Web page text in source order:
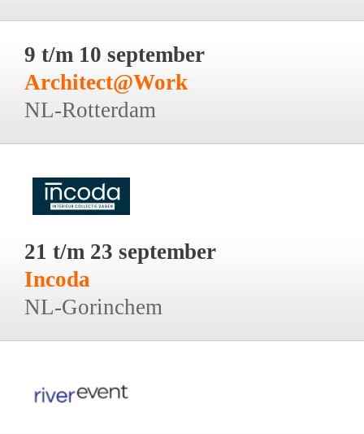
9 t/m 10 september
Architect@Work
NL-Rotterdam
21 t/m 23 september
Incoda
NL-Gorinchem